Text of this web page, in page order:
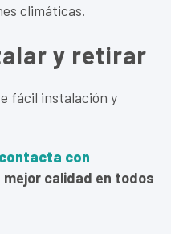
climáticas.
y retirar
fácil instalación y
contacta con
calidad en todos